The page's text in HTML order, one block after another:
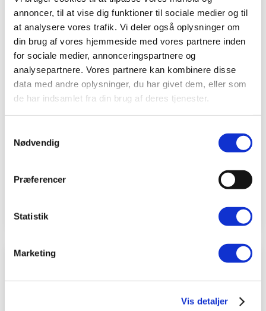
annoncer, til at vise dig funktioner til sociale medier og til
at analysere vores trafik. Vi deler også oplysninger om
din brug af vores hjemmeside med vores partnere inden
for sociale medier, annonceringspartnere og
analysepartnere. Vores partnere kan kombinere disse
data med andre oplysninger, du har givet dem, eller som
de har indsamlet fra din brug af deres tjenester.
Nødvendig
Præferencer
Statistik
Marketing
Vis detaljer
I gang, få hjælp, spørgsmål
mv.?
Du er altid velkommen til at kontakte os, hvis
du vil vide hvordan vi kan hjælpe dig.
Find nærmeste BeneFiT